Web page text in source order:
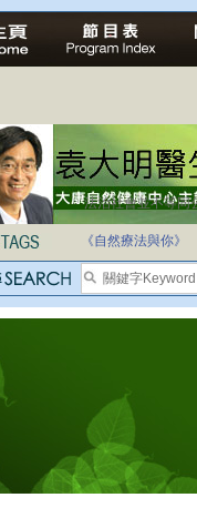
法治社會並不等同
《自然療法與你》